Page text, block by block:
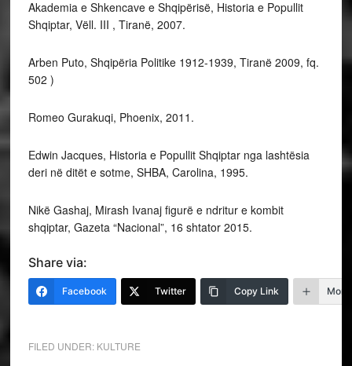
Akademia e Shkencave e Shqipërisë, Historia e Popullit
Shqiptar, Vëll. III , Tiranë, 2007.
Arben Puto, Shqipëria Politike 1912-1939, Tiranë 2009, fq.
502 )
Romeo Gurakuqi, Phoenix, 2011.
Edwin Jacques, Historia e Popullit Shqiptar nga lashtësia
deri në ditët e sotme, SHBA, Carolina, 1995.
Nikë Gashaj, Mirash Ivanaj figurë e ndritur e kombit
shqiptar, Gazeta “Nacional”, 16 shtator 2015.
Share via:
Facebook Twitter Copy Link More
FILED UNDER: KULTURE